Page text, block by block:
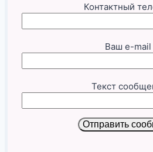
Контактный
Ваш e-mail
Текст
Отправить